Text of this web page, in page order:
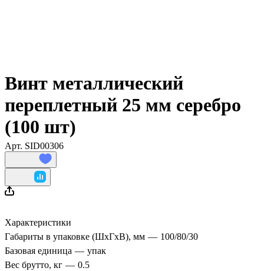
Винт металлический
переплетный 25 мм серебро
(100 шт)
Арт. SID00306
Характеристики
Габариты в упаковке (ШхГхВ), мм — 100/80/30
Базовая единица — упак
Вес брутто, кг — 0.5